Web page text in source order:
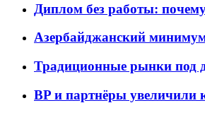
Диплом без работы:
Азербайджанский
Традиционные рынки под
BP и партнёры увеличили